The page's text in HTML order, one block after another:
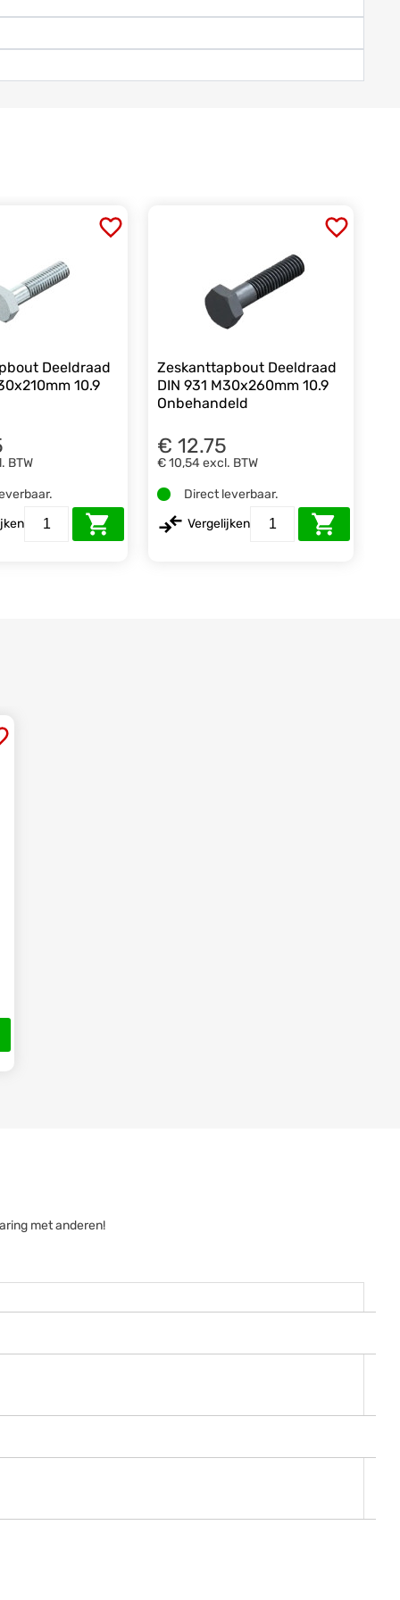
Deeldraad
10.9
BTW
Zeskanttapbout Deeldraad
DIN 931 M30x260mm 10.9
Onbehandeld
€ 12.75
€ 10,54 excl. BTW
Direct leverbaar.
Vergelijken
met anderen!